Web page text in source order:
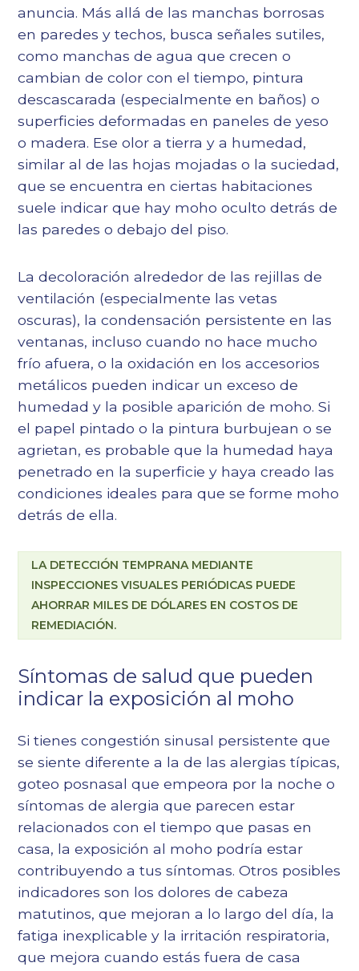
anuncia. Más allá de las manchas borrosas
en paredes y techos, busca señales sutiles,
como manchas de agua que crecen o
cambian de color con el tiempo, pintura
descascarada (especialmente en baños) o
superficies deformadas en paneles de yeso
o madera. Ese olor a tierra y a humedad,
similar al de las hojas mojadas o la suciedad,
que se encuentra en ciertas habitaciones
suele indicar que hay moho oculto detrás de
las paredes o debajo del piso.
La decoloración alrededor de las rejillas de
ventilación (especialmente las vetas
oscuras), la condensación persistente en las
ventanas, incluso cuando no hace mucho
frío afuera, o la oxidación en los accesorios
metálicos pueden indicar un exceso de
humedad y la posible aparición de moho. Si
el papel pintado o la pintura burbujean o se
agrietan, es probable que la humedad haya
penetrado en la superficie y haya creado las
condiciones ideales para que se forme moho
detrás de ella.
LA DETECCIÓN TEMPRANA MEDIANTE
INSPECCIONES VISUALES PERIÓDICAS PUEDE
AHORRAR MILES DE DÓLARES EN COSTOS DE
REMEDIACIÓN.
Síntomas de salud que pueden
indicar la exposición al moho
Si tienes congestión sinusal persistente que
se siente diferente a la de las alergias típicas,
goteo posnasal que empeora por la noche o
síntomas de alergia que parecen estar
relacionados con el tiempo que pasas en
casa, la exposición al moho podría estar
contribuyendo a tus síntomas. Otros posibles
indicadores son los dolores de cabeza
matutinos, que mejoran a lo largo del día, la
fatiga inexplicable y la irritación respiratoria,
que mejora cuando estás fuera de casa